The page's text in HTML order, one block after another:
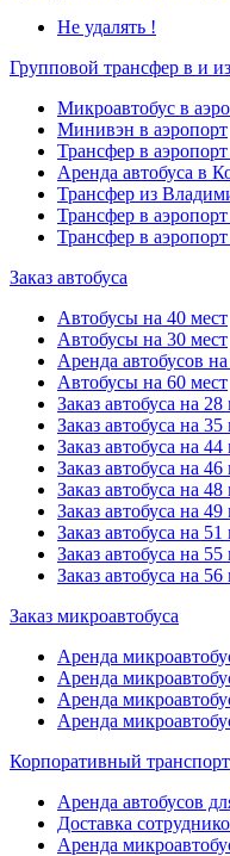
Не удалять !
Групповой трансфер в и
Микроавтобус в
Минивэн в аэропорт
Трансфер в
Аренда автобуса в
Трансфер из
Трансфер в
Трансфер в
Заказ автобуса
Автобусы на 40 мест
Автобусы на 30 мест
Аренда автобусов
Автобусы на 60 мест
Заказ автобуса на 28
Заказ автобуса на 35
Заказ автобуса на 44
Заказ автобуса на 46
Заказ автобуса на 48
Заказ автобуса на 49
Заказ автобуса на 51
Заказ автобуса на 55
Заказ автобуса на 56
Заказ микроавтобуса
Аренда
Аренда
Аренда
Аренда
Корпоративный
Аренда автобусов
Доставка
Аренда